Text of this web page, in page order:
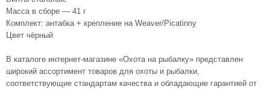
Масса в сборе — 41 г
Комплект: антабка + крепление на Weaver/Picatinny
Цвет чёрный
В каталоге интернет-магазине «Охота на рыбалку» представлен
широкий ассортимент товаров для охоты и рыбалки,
соответствующие стандартам качества и обладающие гарантией от